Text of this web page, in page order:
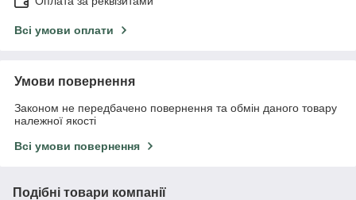
Всі умови оплати
Умови повернення
Законом не передбачено повернення та обмін даного товару
належної якості
Всі умови повернення
Подібні товари компанії